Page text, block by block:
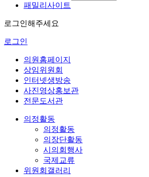
패밀리사이트
로그인해주세요
로그인
의원홈페이지
상임위원회
인터넷생방송
사진영상홍보관
전문도서관
의정활동
의정활동
의장단활동
시의회행사
국제교류
위원회갤러리